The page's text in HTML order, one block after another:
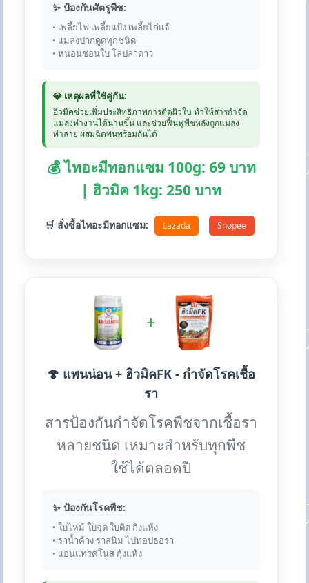
✨ ป้องกันศัตรูพืช:
• เพลี้ยไฟ เพลี้ยแป้ง เพลี้ยไก่แจ้
• แมลงปากดูดทุกชนิด
• หนอนชอนใบ โล่ปลาดาว
💎 เหตุผลที่ใช้คู่กัน:
ฮิวมิคช่วยเพิ่มประสิทธิภาพการติดผิวใบ ทำให้สารกำจัด
แมลงทำงานได้นานขึ้น และช่วยฟื้นฟูพืชหลังถูกแมลง
ทำลาย ผสมฉีดพ่นพร้อมกันได้
💰 ไทอะมีทอกแซม 100g: 69 บาท
| ฮิวมิค 1kg: 250 บาท
🛒 สั่งซื้อไทอะมีทอกแซม: Lazada Shopee
+
🍄 แพนน่อน + ฮิวมิคFK - กำจัดโรคเชื้อ
รา
สารป้องกันกำจัดโรคพืชจากเชื้อรา
หลายชนิด เหมาะสำหรับทุกพืช
ใช้ได้ตลอดปี
✨ ป้องกันโรคพืช:
• ใบไหม้ ใบจุด ใบติด กิ่งแห้ง
• ราน้ำค้าง ราสนิม ไปทอปธอร่า
• แอนแทรคโนส กุ้งแห้ง